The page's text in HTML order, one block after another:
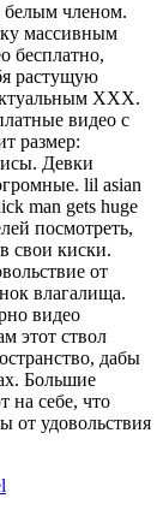
белым членом.
массивным
бесплатно,
растущую
XXX.
видео с
размер:
Девки
lil asian
man gets huge
посмотреть,
свои киски.
от
влагалища.
видео
этот ствол
дабы
Большие
на себе, что
от удовольствия